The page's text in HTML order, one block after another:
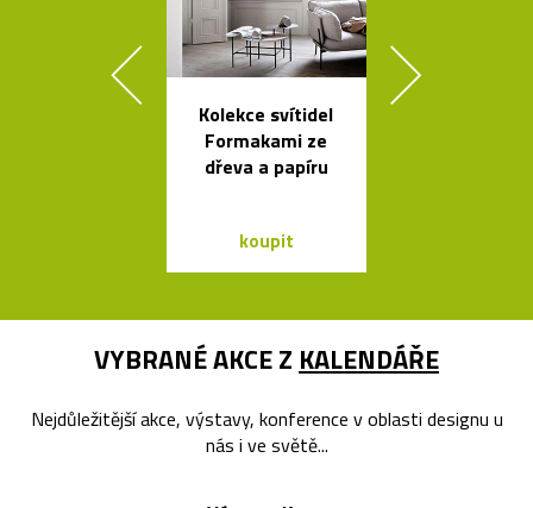
Kolekce svítidel
Formakami ze
dřeva a papíru
koupit
VYBRANÉ AKCE Z KALENDÁŘE
Nejdůležitější akce, výstavy, konference v oblasti designu u
nás i ve světě...